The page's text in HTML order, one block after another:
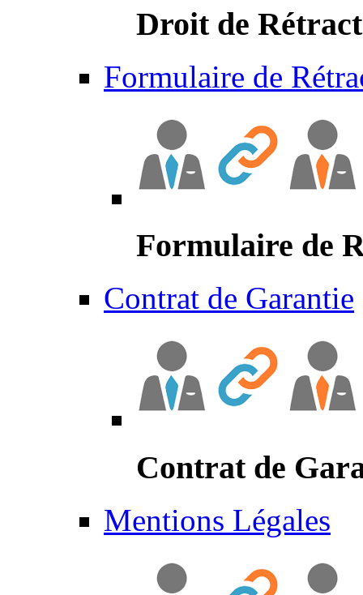
Droit de
Formulaire de
Formulaire de
Contrat de Garantie
Contrat de
Mentions Légales